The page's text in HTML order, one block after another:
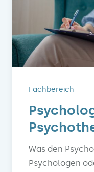
Fachbereich
Was den
Psychologen